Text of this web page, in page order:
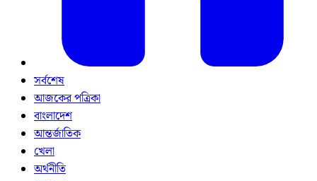
সর্বশেষ
আজকের পত্রিকা
বাংলাদেশ
আন্তর্জাতিক
খেলা
অর্থনীতি